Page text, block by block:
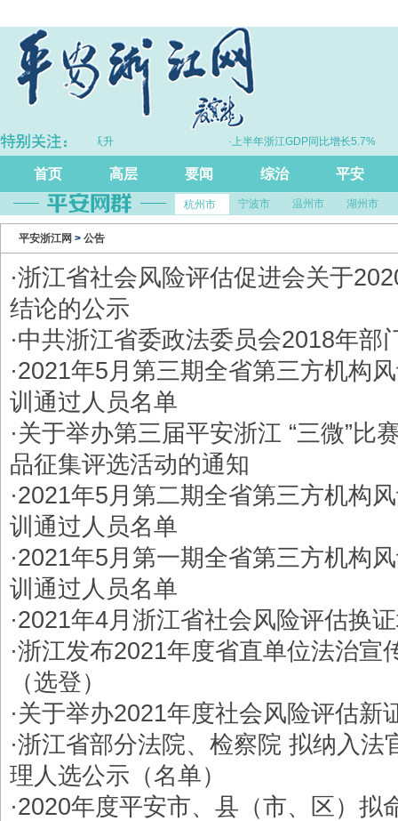
”向“化学反应”跃升 ·上半年浙江GDP同比增长5.7%
首页 高层 要闻 综治 平安
杭州市 宁波市 温州市 湖州市
平安浙江网 > 公告
·浙江省社会风险评估促进会关于
结论的公示
·中共浙江省委政法委员会2018年部
·2021年5月第三期全省第三方机构
训通过人员名单
·关于举办第三届平安浙江 “三微”比
品征集评选活动的通知
·2021年5月第二期全省第三方机构
训通过人员名单
·2021年5月第一期全省第三方机构
训通过人员名单
·2021年4月浙江省社会风险评估换
·浙江发布2021年度省直单位法治宣
（选登）
·关于举办2021年度社会风险评估新
·浙江省部分法院、检察院 拟纳入法
理人选公示（名单）
·2020年度平安市、县（市、区）拟